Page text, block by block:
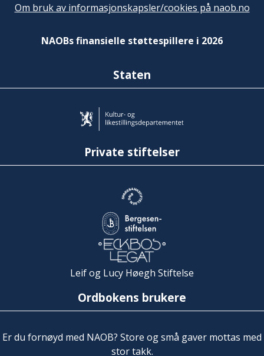
Om bruk av informasjonskapsler/cookies på naob.no
NAOBs finansielle støttespillere i 2026
Staten
Private stiftelser
Leif og Lucy Høegh Stiftelse
Ordbokens brukere
Er du fornøyd med NAOB? Store og små gaver mottas med
stor takk.